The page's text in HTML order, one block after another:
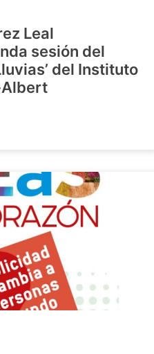
Leal
sesión del
del Instituto
Albert